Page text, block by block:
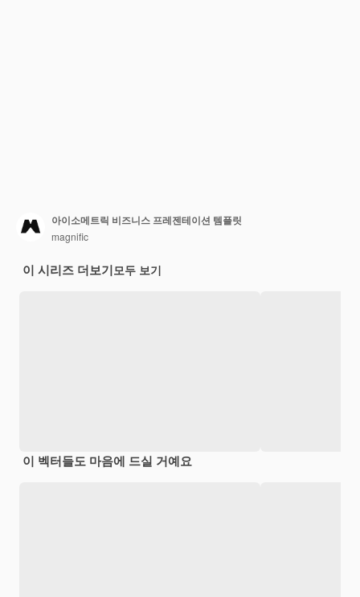
아이소메트릭 비즈니스 프레젠테이션 템플릿
magnific
이 시리즈 더보기모두 보기
이 벡터들도 마음에 드실 거예요